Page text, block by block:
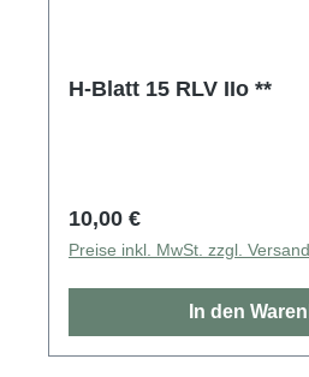
H-Blatt 15 RLV IIo **
Regulärer Preis:
10,00 €
Preise inkl. MwSt. zzgl.
In den